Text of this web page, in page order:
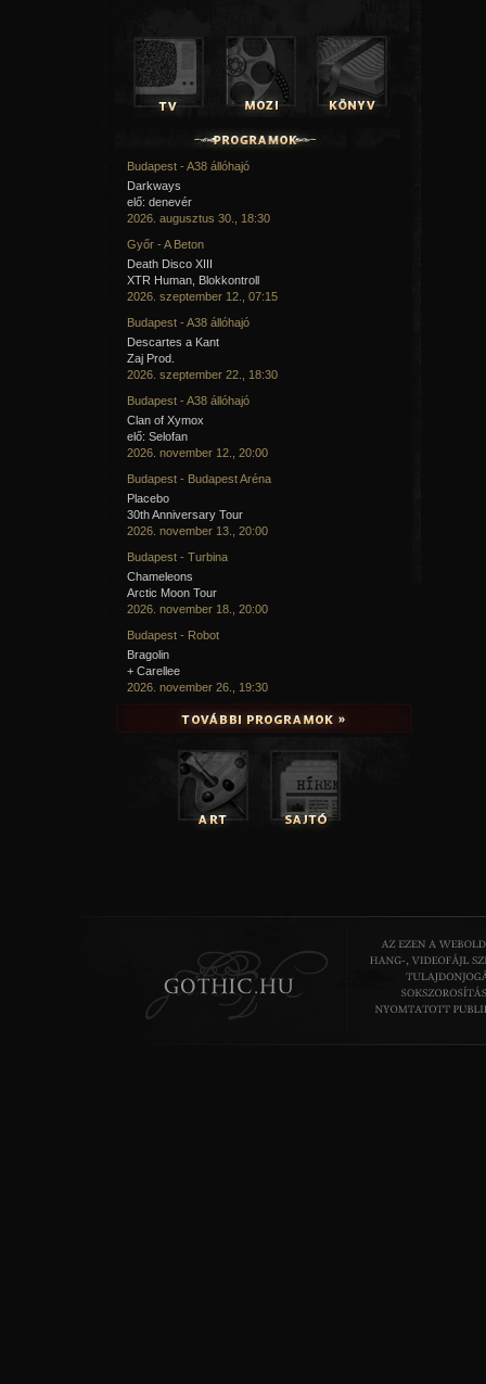
Budapest - A38 állóhajó
Darkways
elő: denevér
2026. augusztus 30., 18:30
Győr - A Beton
Death Disco XIII
XTR Human, Blokkontroll
2026. szeptember 12., 07:15
Budapest - A38 állóhajó
Descartes a Kant
Zaj Prod.
2026. szeptember 22., 18:30
Budapest - A38 állóhajó
Clan of Xymox
elő: Selofan
2026. november 12., 20:00
Budapest - Budapest Aréna
Placebo
30th Anniversary Tour
2026. november 13., 20:00
Budapest - Turbina
Chameleons
Arctic Moon Tour
2026. november 18., 20:00
Budapest - Robot
Bragolin
+ Carellee
2026. november 26., 19:30